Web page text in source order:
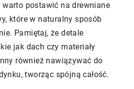
postawić na drewniane
które w naturalny sposób
Pamiętaj, że detale
jak dach czy materiały
również nawiązywać do
tworząc spójną całość.